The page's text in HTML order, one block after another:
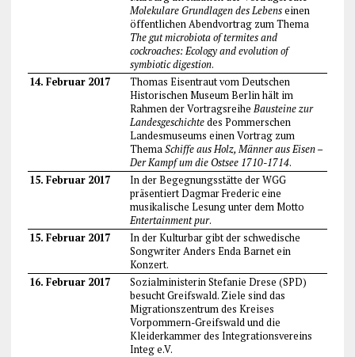
Molekulare Grundlagen des Lebenseinen
öffentlichen Abendvortrag zum Thema
The gut microbiota of termites and
cockroaches: Ecology and evolution of
symbiotic digestion.
14. Februar 2017
Thomas Eisentraut vom Deutschen
Historischen Museum Berlin hält im
Rahmen der VortragsreiheBausteine zur
Landesgeschichtedes Pommerschen
Landesmuseums einen Vortrag zum
ThemaSchiffe aus Holz, Männer aus Eisen –
Der Kampf um die Ostsee 1710-1714.
15. Februar 2017
In der Begegnungsstätte der WGG
präsentiert Dagmar Frederic eine
musikalische Lesung unter dem Motto
Entertainment pur.
15. Februar 2017
In der Kulturbar gibt der schwedische
Songwriter Anders Enda Barnet ein
Konzert.
16. Februar 2017
Sozialministerin Stefanie Drese (SPD)
besucht Greifswald. Ziele sind das
Migrationszentrum des Kreises
Vorpommern-Greifswald und die
Kleiderkammer des Integrationsvereins
Integ e.V.